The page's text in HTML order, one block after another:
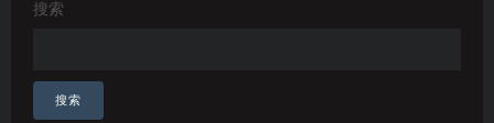
搜索
搜索